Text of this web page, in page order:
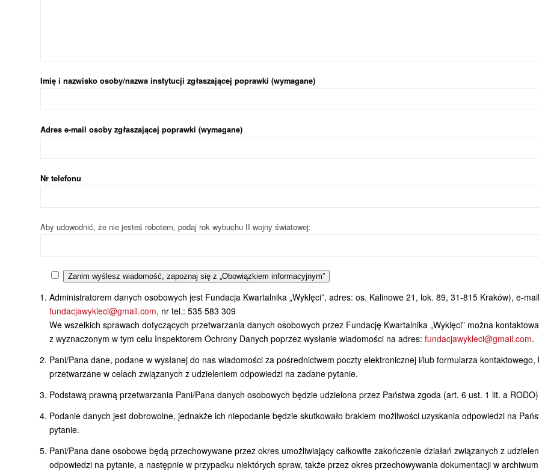
Imię i nazwisko osoby/nazwa instytucji zgłaszającej poprawki (wymagane)
Adres e-mail osoby zgłaszającej poprawki (wymagane)
Nr telefonu
Aby udowodnić, że nie jesteś robotem, podaj rok wybuchu II wojny światowej:
Zanim wyślesz wiadomość, zapoznaj się z „Obowiązkiem informacyjnym”
Administratorem danych osobowych jest Fundacja Kwartalnika „Wyklęci”, adres: os. Kalinowe 21, lok. 89, 31-815 Kraków), e-
fundacjawykleci@gmail.com, nr tel.: 535 583 309
We wszelkich sprawach dotyczących przetwarzania danych osobowych przez Fundację Kwartalnika „Wyklęci” można
z wyznaczonym w tym celu Inspektorem Ochrony Danych poprzez wysłanie wiadomości na adres: fundacjawykleci@gmail.com.
Pani/Pana dane, podane w wysłanej do nas wiadomości za pośrednictwem poczty elektronicznej i/lub formularza kontaktowego,
przetwarzane w celach związanych z udzieleniem odpowiedzi na zadane pytanie.
Podstawą prawną przetwarzania Pani/Pana danych osobowych będzie udzielona przez Państwa zgoda (art. 6 ust. 1 lit. a
Podanie danych jest dobrowolne, jednakże ich niepodanie będzie skutkowało brakiem możliwości uzyskania odpowiedzi na
pytanie.
Pani/Pana dane osobowe będą przechowywane przez okres umożliwiający całkowite zakończenie działań związanych z
odpowiedzi na pytanie, a następnie w przypadku niektórych spraw, także przez okres przechowywania dokumentacji w